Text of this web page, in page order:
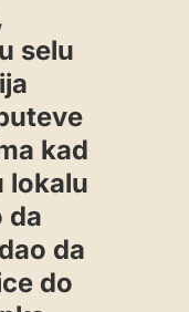
selu
kad
lokalu
da
da
do